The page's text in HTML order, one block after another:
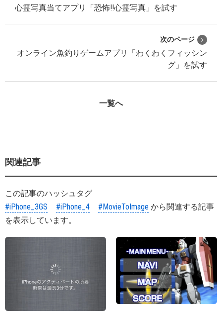
心霊写真当てアプリ「恐怖!!心霊写真」を試す
次のページ
オンライン魚釣りゲームアプリ「わくわくフィッシン
グ」を試す
一覧へ
関連記事
この記事のハッシュタグ
#iPhone_3GS
#iPhone_4 #MovieToImage から関連する記事
を表示しています。